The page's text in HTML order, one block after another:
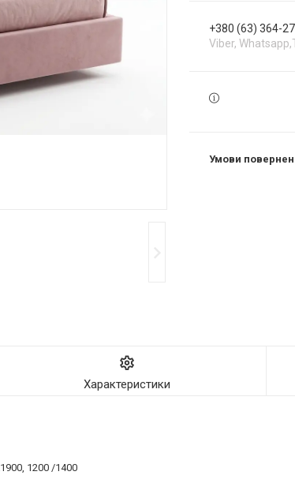
+380 (63) 364-
Viber,
Характеристики
1200 /1400